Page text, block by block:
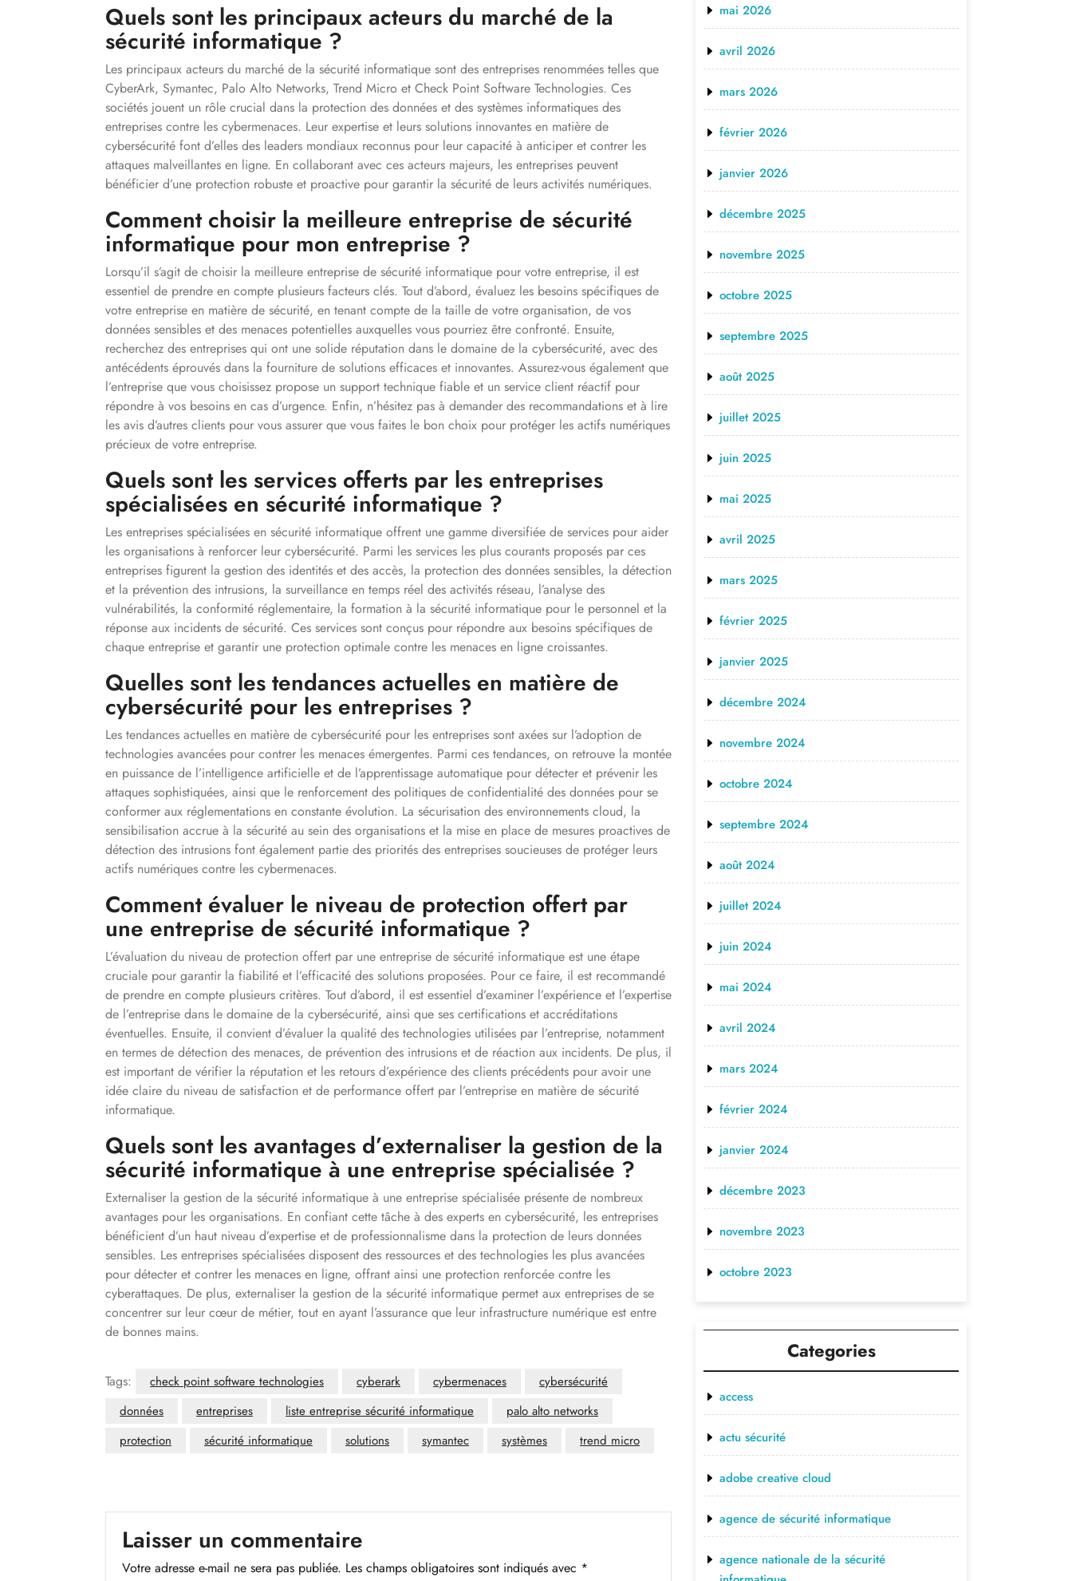
Quels sont les principaux acteurs du marché de la
sécurité informatique ?
Les principaux acteurs du marché de la sécurité informatique sont des entreprises renommées telles que
CyberArk, Symantec, Palo Alto Networks, Trend Micro et Check Point Software Technologies. Ces
sociétés jouent un rôle crucial dans la protection des données et des systèmes informatiques des
entreprises contre les cybermenaces. Leur expertise et leurs solutions innovantes en matière de
cybersécurité font d’elles des leaders mondiaux reconnus pour leur capacité à anticiper et contrer les
attaques malveillantes en ligne. En collaborant avec ces acteurs majeurs, les entreprises peuvent
bénéficier d’une protection robuste et proactive pour garantir la sécurité de leurs activités numériques.
Comment choisir la meilleure entreprise de sécurité
informatique pour mon entreprise ?
Lorsqu’il s’agit de choisir la meilleure entreprise de sécurité informatique pour votre entreprise, il est
essentiel de prendre en compte plusieurs facteurs clés. Tout d’abord, évaluez les besoins spécifiques de
votre entreprise en matière de sécurité, en tenant compte de la taille de votre organisation, de vos
données sensibles et des menaces potentielles auxquelles vous pourriez être confronté. Ensuite,
recherchez des entreprises qui ont une solide réputation dans le domaine de la cybersécurité, avec des
antécédents éprouvés dans la fourniture de solutions efficaces et innovantes. Assurez-vous également que
l’entreprise que vous choisissez propose un support technique fiable et un service client réactif pour
répondre à vos besoins en cas d’urgence. Enfin, n’hésitez pas à demander des recommandations et à lire
les avis d’autres clients pour vous assurer que vous faites le bon choix pour protéger les actifs numériques
précieux de votre entreprise.
Quels sont les services offerts par les entreprises
spécialisées en sécurité informatique ?
Les entreprises spécialisées en sécurité informatique offrent une gamme diversifiée de services pour aider
les organisations à renforcer leur cybersécurité. Parmi les services les plus courants proposés par ces
entreprises figurent la gestion des identités et des accès, la protection des données sensibles, la détection
et la prévention des intrusions, la surveillance en temps réel des activités réseau, l’analyse des
vulnérabilités, la conformité réglementaire, la formation à la sécurité informatique pour le personnel et la
réponse aux incidents de sécurité. Ces services sont conçus pour répondre aux besoins spécifiques de
chaque entreprise et garantir une protection optimale contre les menaces en ligne croissantes.
Quelles sont les tendances actuelles en matière de
cybersécurité pour les entreprises ?
Les tendances actuelles en matière de cybersécurité pour les entreprises sont axées sur l’adoption de
technologies avancées pour contrer les menaces émergentes. Parmi ces tendances, on retrouve la montée
en puissance de l’intelligence artificielle et de l’apprentissage automatique pour détecter et prévenir les
attaques sophistiquées, ainsi que le renforcement des politiques de confidentialité des données pour se
conformer aux réglementations en constante évolution. La sécurisation des environnements cloud, la
sensibilisation accrue à la sécurité au sein des organisations et la mise en place de mesures proactives de
détection des intrusions font également partie des priorités des entreprises soucieuses de protéger leurs
actifs numériques contre les cybermenaces.
Comment évaluer le niveau de protection offert par
une entreprise de sécurité informatique ?
L’évaluation du niveau de protection offert par une entreprise de sécurité informatique est une étape
cruciale pour garantir la fiabilité et l’efficacité des solutions proposées. Pour ce faire, il est recommandé
de prendre en compte plusieurs critères. Tout d’abord, il est essentiel d’examiner l’expérience et l’expertise
de l’entreprise dans le domaine de la cybersécurité, ainsi que ses certifications et accréditations
éventuelles. Ensuite, il convient d’évaluer la qualité des technologies utilisées par l’entreprise, notamment
en termes de détection des menaces, de prévention des intrusions et de réaction aux incidents. De plus, il
est important de vérifier la réputation et les retours d’expérience des clients précédents pour avoir une
idée claire du niveau de satisfaction et de performance offert par l’entreprise en matière de sécurité
informatique.
Quels sont les avantages d’externaliser la gestion de la
sécurité informatique à une entreprise spécialisée ?
Externaliser la gestion de la sécurité informatique à une entreprise spécialisée présente de nombreux
avantages pour les organisations. En confiant cette tâche à des experts en cybersécurité, les entreprises
bénéficient d’un haut niveau d’expertise et de professionnalisme dans la protection de leurs données
sensibles. Les entreprises spécialisées disposent des ressources et des technologies les plus avancées
pour détecter et contrer les menaces en ligne, offrant ainsi une protection renforcée contre les
cyberattaques. De plus, externaliser la gestion de la sécurité informatique permet aux entreprises de se
concentrer sur leur cœur de métier, tout en ayant l’assurance que leur infrastructure numérique est entre
de bonnes mains.
Tags: check point software technologies cyberark cybermenaces
cybersécurité
données
entreprises liste entreprise sécurité informatique
palo alto networks
protection
sécurité informatique solutions symantec systèmes trend micro
Laisser un commentaire
Votre adresse e-mail ne sera pas publiée. Les champs obligatoires sont indiqués avec *
mai 2026
avril 2026
mars 2026
février 2026
janvier 2026
décembre 2025
novembre 2025
octobre 2025
septembre 2025
août 2025
juillet 2025
juin 2025
mai 2025
avril 2025
mars 2025
février 2025
janvier 2025
décembre 2024
novembre 2024
octobre 2024
septembre 2024
août 2024
juillet 2024
juin 2024
mai 2024
avril 2024
mars 2024
février 2024
janvier 2024
décembre 2023
novembre 2023
octobre 2023
Categories
access
actu sécurité
adobe creative cloud
agence de sécurité informatique
agence nationale de la sécurité